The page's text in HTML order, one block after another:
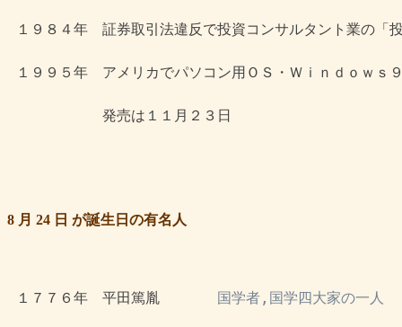
8 月 24 日 が誕生日の有名人
１７７６年　平田篤胤 国学者,国学四大家の一人